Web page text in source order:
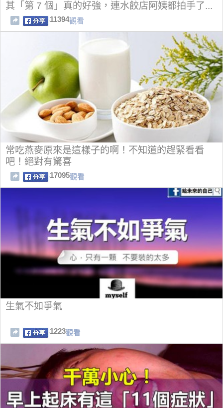
其「第 7 個」真的好強，連水餃店阿姨都拍手了...
11394觀看
常吃燕麥原來是這樣子的啊！不知道的趕緊看看
吧！絕對有驚喜
17095觀看
生氣不如爭氣
1223觀看